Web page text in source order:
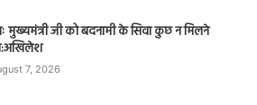
मुख्यमंत्री जी को बदनामी के सिवा कुछ न मिलने
7, 2026